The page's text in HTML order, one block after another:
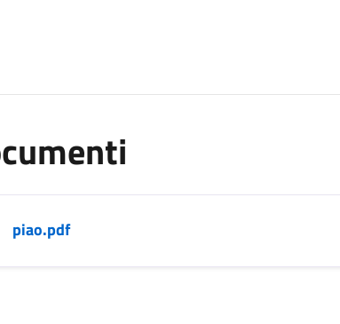
piao.pdf